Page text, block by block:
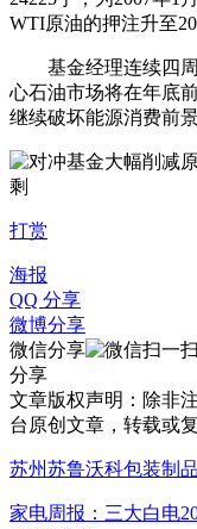
WTI原油的押注升至20
基金经理连续四周
心石油市场将在年底
继续破坏能源消费前景
打赏
海报
QQ 分享
微博分享
微信分享
分享
文章版权声明：除非
台 原创文章，转载或
苏州苏鲁沃科包装制
家电周报：三大白电